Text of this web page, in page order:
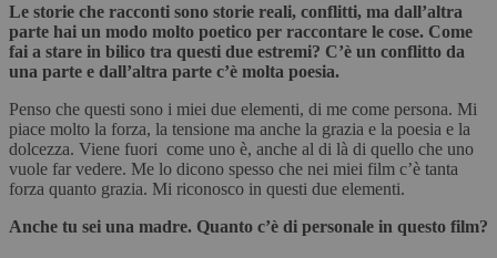
Le storie che racconti sono storie reali, conflitti, ma dall’altra
parte hai un modo molto poetico per raccontare le cose. Come
fai a stare in bilico tra questi due estremi? C’è un conflitto da
una parte e dall’altra parte c’è molta poesia.
Penso che questi sono i miei due elementi, di me come persona. Mi
piace molto la forza, la tensione ma anche la grazia e la poesia e la
dolcezza. Viene fuori come uno è, anche al di là di quello che uno
vuole far vedere. Me lo dicono spesso che nei miei film c’è tanta
forza quanto grazia. Mi riconosco in questi due elementi.
Anche tu sei una madre. Quanto c’è di personale in questo film?